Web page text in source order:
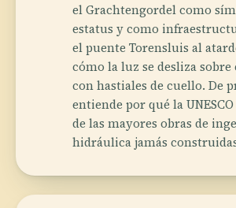
el Grachtengordel como
estatus y como
el puente Torensluis al
cómo la luz se desliza sobre
con hastiales de cuello. De
entiende por qué la
de las mayores obras de
hidráulica jamás